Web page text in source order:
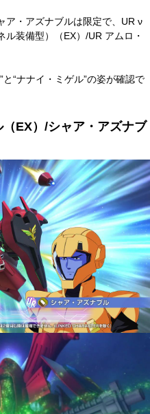
・アズナブルは限定で、UR ν
装備型）（EX）/UR アムロ・
“ナナイ・ミゲル”の姿が確認で
（EX）/シャア・アズナブ